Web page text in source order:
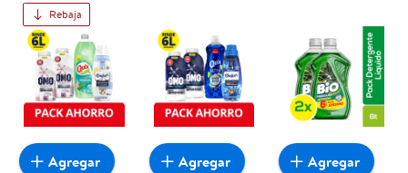
Rebaja
Agregar Agregar Agregar